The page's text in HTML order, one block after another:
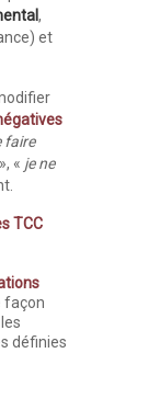
,
et
faire
« je ne
TCC
façon
définies